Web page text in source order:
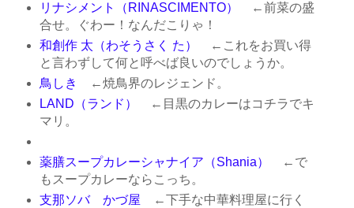
リナシメント（RINASCIMENTO）
←前菜の盛
合せ。ぐわー！なんだこりゃ！
和創作 太（わそうさく た）
←これをお買い得
と言わずして何と呼べば良いのでしょうか。
鳥しき
←焼鳥界のレジェンド。
LAND（ランド）
←目黒のカレーはコチラでキ
マリ。
薬膳スープカレーシャナイア（Shania）
←で
もスープカレーならこっち。
支那ソバ かづ屋 ←下手な中華料理屋に行く